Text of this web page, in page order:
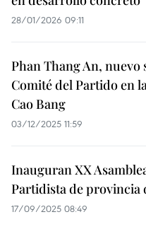
28/01/2026 09:11
Phan Thang An, nuevo
Comité del Partido en
Cao Bang
03/12/2025 11:59
Inauguran XX
Partidista de provincia
17/09/2025 08:49